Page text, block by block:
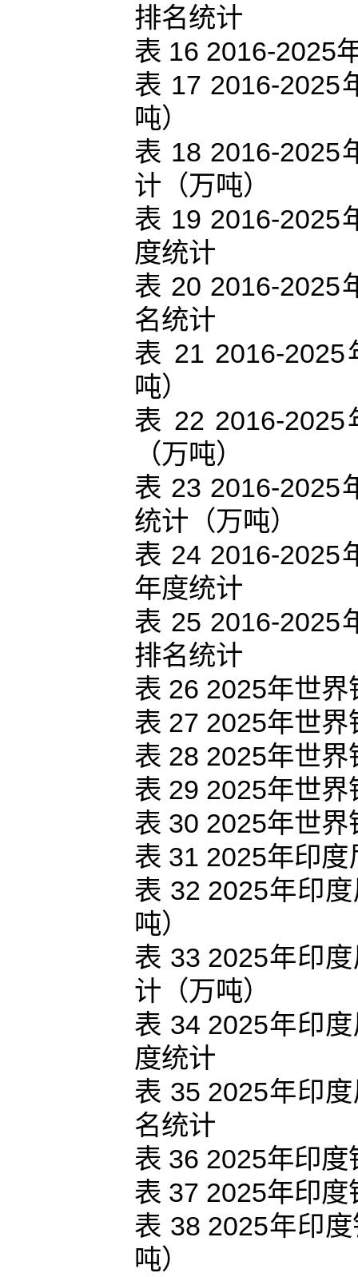
排名统计
表 16 2016-2025
表 17 2016-2025
吨）
表 18 2016-2025
计（万吨）
表 19 2016-2025
度统计
表 20 2016-2025
名统计
表 21 2016-
吨）
表 22 2016-
（万吨）
表 23 2016-2025
统计（万吨）
表 24 2016-2025
年度统计
表 25 2016-2025
排名统计
表 26 2025年世
表 27 2025年世
表 28 2025年世
表 29 2025年世
表 30 2025年世
表 31 2025年印
表 32 2025年印
吨）
表 33 2025年印
计（万吨）
表 34 2025年印
度统计
表 35 2025年印
名统计
表 36 2025年印
表 37 2025年印
表 38 2025年印
吨）